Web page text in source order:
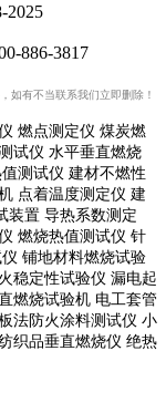
2025
886-3817
如有不当联系我们立即删除！
燃点测定仪 煤炭燃
试仪 水平垂直燃烧
测试仪 建材不燃性
点着温度测定仪 建
装置 导热系数测定
燃烧热值测试仪 针
铺地材料燃烧试验
稳定性试验仪 漏电起
燃烧试验机 电工套管
法防火涂料测试仪 小
织品垂直燃烧仪 绝热